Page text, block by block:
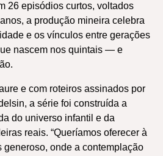
26 episódios curtos, voltados
a produção mineira celebra
e os vínculos entre gerações
nascem nos quintais — e
e com roteiros assinados por
a série foi construída a
do universo infantil e da
reais. “Queríamos oferecer à
generoso, onde a contemplação